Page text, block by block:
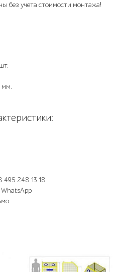
без учета стоимости монтажа!
мм.
495 248 13 18
WhatsApp